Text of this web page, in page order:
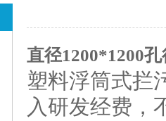
直径1200*1200
塑料浮筒式拦
入研发经费，